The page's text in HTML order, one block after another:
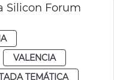
Silicon Forum
VALENCIA
TEMÁTICA